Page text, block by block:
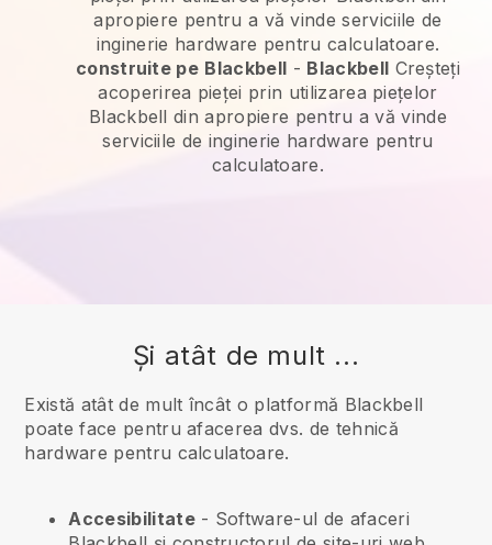
apropiere pentru a vă vinde serviciile de
inginerie hardware pentru calculatoare.
construite pe Blackbell - Blackbell Creșteți
acoperirea pieței prin utilizarea piețelor
Blackbell din apropiere pentru a vă vinde
serviciile de inginerie hardware pentru
calculatoare.
Și atât de mult ...
Există atât de mult încât o platformă Blackbell
poate face pentru afacerea dvs. de tehnică
hardware pentru calculatoare.
Accesibilitate- Software-ul de afaceri